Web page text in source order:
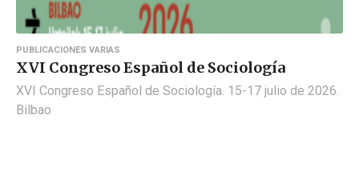
PUBLICACIONES VARIAS
XVI Congreso Español de Sociología
XVI Congreso Español de Sociología. 15-17 julio de 2026.
Bilbao